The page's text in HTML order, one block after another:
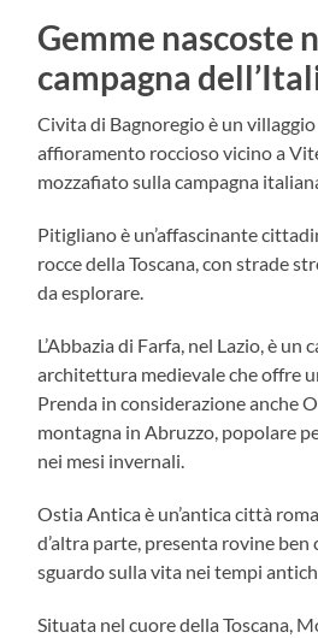
Gemme nascoste
campagna
Civita di Bagnoregio è un
affioramento roccioso vicino a
mozzafiato sulla campagna
Pitigliano è un’affascinante
rocce della Toscana, con strade
da esplorare.
L’Abbazia di Farfa, nel Lazio, è un
architettura medievale che offre
Prenda in considerazione anche
montagna in Abruzzo, popolare
nei mesi invernali.
Ostia Antica è un’antica città
d’altra parte, presenta rovine
sguardo sulla vita nei tempi
Situata nel cuore della Toscana,